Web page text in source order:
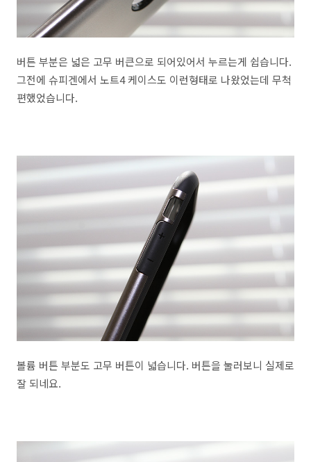
버튼 부분은 넓은 고무 버큰으로 되어있어서 누르는게 쉽습니다.
그전에 슈피겐에서 노트4 케이스도 이런형태로 나왔었는데 무척
편했었습니다.
볼륨 버튼 부분도 고무 버튼이 넓습니다. 버튼을 눌러보니 실제로
잘 되네요.